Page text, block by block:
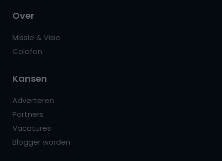
Over
Missie & Visie
Colofon
Kansen
Adverteren
Partners
Vacatures
Blogger worden